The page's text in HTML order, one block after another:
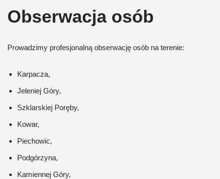
Obserwacja osób
Prowadzimy profesjonalną obserwację osób na terenie:
Karpacza,
Jeleniej Góry,
Szklarskiej Poręby,
Kowar,
Piechowic,
Podgórzyna,
Kamiennej Góry,